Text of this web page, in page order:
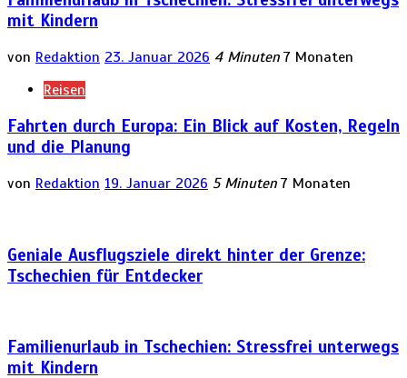
mit Kindern
von Redaktion 23. Januar 2026 4 Minuten 7 Monaten
Reisen
Fahrten durch Europa: Ein Blick auf Kosten, Regeln
und die Planung
von Redaktion 19. Januar 2026 5 Minuten 7 Monaten
Geniale Ausflugsziele direkt hinter der Grenze:
Tschechien für Entdecker
Familienurlaub in Tschechien: Stressfrei unterwegs
mit Kindern